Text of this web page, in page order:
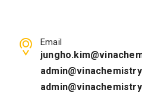
Email